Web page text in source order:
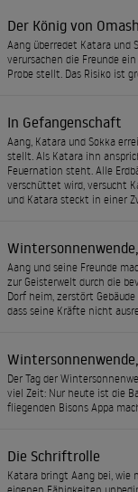
Der König von
Aang überredet Katara und
verursachen die Freunde
Probe stellt. Das Risiko ist
In Gefangenschaft
Aang, Katara und Sokka
stellt. Als Katara ihn
Feuernation steht. Alle
verschüttet wird, versucht
und Katara steckt in einer
Aang und seine Freunde
zur Geisterwelt durch die
Dorf heim, zerstört
dass seine Kräfte nicht
Der Tag der
viel Zeit: Nur heute ist die
fliegenden Bisons Appa
Die Schriftrolle
Katara bringt Aang bei, wie